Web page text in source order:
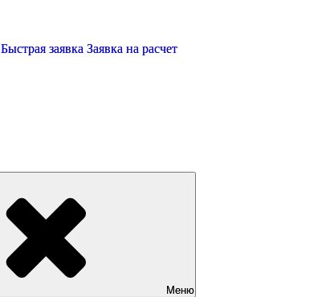
Быстрая заявка Заявка на расчет
Меню